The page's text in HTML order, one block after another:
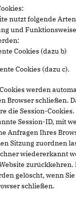
nutzt folgende
und
Cookies (dazu b)
Cookies (dazu c).
werden
Browser schließen.
die Session-
Session-ID, mit
Anfragen Ihres
Sitzung zuordnen
wiedererkannt
zurückkehren.
gelöscht, wenn
schließen.